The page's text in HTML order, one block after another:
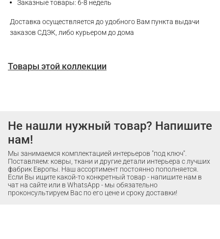
Заказные товары: 6-8 недель
Доставка осуществляется до удобного Вам пункта выдачи
заказов СДЭК, либо курьером до дома
Товары этой коллекции
Не нашли нужный товар? Напишите
нам!
Мы занимаемся комплектацией интерьеров "под ключ".
Поставляем: ковры, ткани и другие детали интерьера с лучших
фабрик Европы. Наш ассортимент постоянно пополняется.
Если Вы ищите какой-то конкретный товар - напишите нам в
чат на сайте или в WhatsApp - мы обязательно
проконсультируем Вас по его цене и сроку доставки!